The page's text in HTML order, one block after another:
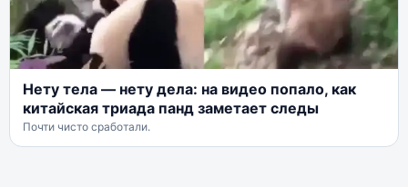
Нету тела — нету дела: на видео попало, как
китайская триада панд заметает следы
Почти чисто сработали.